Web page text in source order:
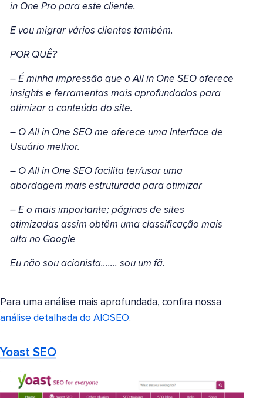
in One Pro para este cliente.
E vou migrar vários clientes também.
POR QUÊ?
– É minha impressão que o All in One SEO oferece
insights e ferramentas mais aprofundados para
otimizar o conteúdo do site.
– O All in One SEO me oferece uma Interface de
Usuário melhor.
– O All in One SEO facilita ter/usar uma
abordagem mais estruturada para otimizar
– E o mais importante; páginas de sites
otimizadas assim obtêm uma classificação mais
alta no Google
Eu não sou acionista……. sou um fã.
Para uma análise mais aprofundada, confira nossa
análise detalhada do AIOSEO.
Yoast SEO